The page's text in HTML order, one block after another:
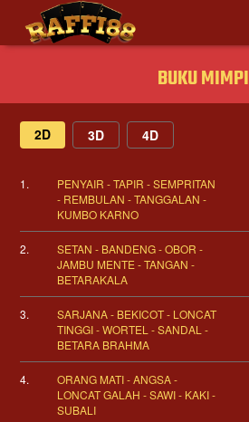
BUKU MIMPI
2D 3D 4D
1.
PENYAIR - TAPIR - SEMPRITAN
- REMBULAN - TANGGALAN -
KUMBO KARNO
2.
SETAN - BANDENG - OBOR -
JAMBU MENTE - TANGAN -
BETARAKALA
3.
SARJANA - BEKICOT - LONCAT
TINGGI - WORTEL - SANDAL -
BETARA BRAHMA
4.
ORANG MATI - ANGSA -
LONCAT GALAH - SAWI - KAKI -
SUBALI